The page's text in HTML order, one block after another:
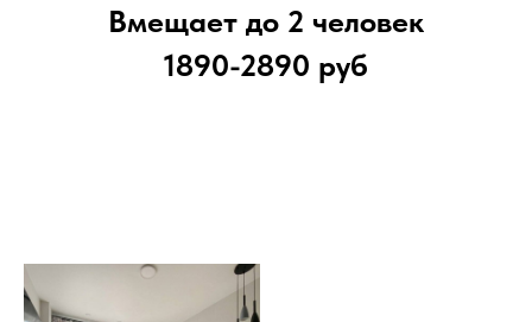
Вмещает до 2 человек
1890-2890 руб